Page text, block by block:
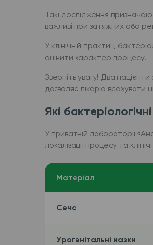
Такі дослідження
важливі при затяжних або
У клінічній практиці
оцінити характер процесу.
Зверніть увагу! Два
дозволяє лікарю врахувати
Які
У приватній лабораторії
локалізації процесу та
Матеріал
Сеча
Урогенітальні мазки